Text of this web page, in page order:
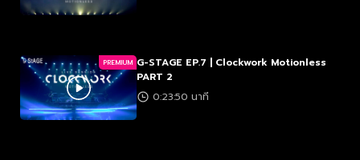
PREMIUM G-STAGE EP.7 | Clockwork Motionless
PART 2
0:23:50 นาที